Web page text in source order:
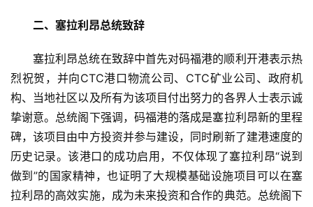
二、塞拉利昂总统致辞
塞拉利昂总统在致辞中首先对码福港的顺利开港表示热
烈祝贺，并向CTC港口物流公司、CTC矿业公司、政府机
构、当地社区以及所有为该项目付出努力的各界人士表示诚
挚谢意。总统阁下强调，码福港的落成是塞拉利昂新的里程
碑，该项目由中方投资并参与建设，同时刷新了建港速度的
历史记录。该港口的成功启用，不仅体现了塞拉利昂“说到
做到”的国家精神，也证明了大规模基础设施项目可以在塞
拉利昂的高效实施，成为未来投资和合作的典范。总统阁下